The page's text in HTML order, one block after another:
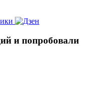
и попробовали